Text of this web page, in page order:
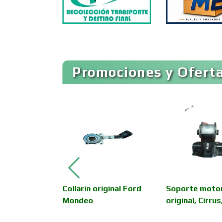
Artículos de Piel
Artículos Publicitarios
Autobuses
Promociones y
Collarín original Ford
Mondeo
Soporte
original,